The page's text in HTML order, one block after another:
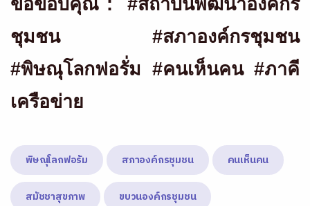
ขอขอบคุณ : #สถาบันพัฒนาองค์กร
ชุมชน #สภาองค์กรชุมชน
#พิษณุโลกฟอรั่ม #คนเห็นคน #ภาคี
เครือข่าย
พิษณุโลกฟอรัม สภาองค์กรชุมชน คนเห็นคน
สมัชชาสุขภาพ ขบวนองค์กรชุมชน